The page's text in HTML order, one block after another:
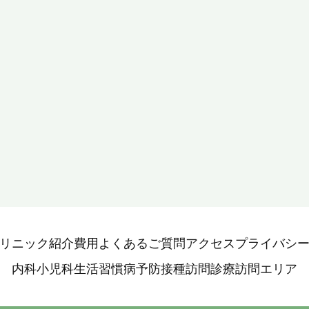
ニック紹介費用 よくあるご質問アクセスプライバシ
内科小児科生活習慣病予防接種訪問診療訪問エリア